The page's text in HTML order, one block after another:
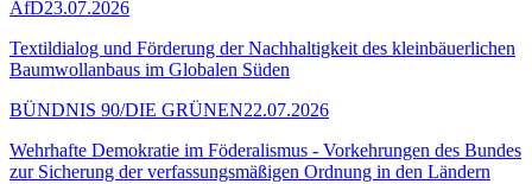
AfD23.07.2026
Textildialog und Förderung der Nachhaltigkeit des kleinbäuerlichen
Baumwollanbaus im Globalen Süden
BÜNDNIS 90/DIE GRÜNEN22.07.2026
Wehrhafte Demokratie im Föderalismus - Vorkehrungen des Bundes
zur Sicherung der verfassungsmäßigen Ordnung in den Ländern